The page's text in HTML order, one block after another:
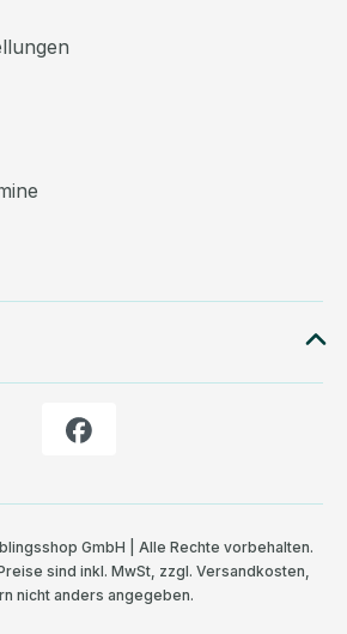
GmbH | Alle Rechte vorbehalten.
sind inkl. MwSt, zzgl. Versandkosten,
nicht anders angegeben.